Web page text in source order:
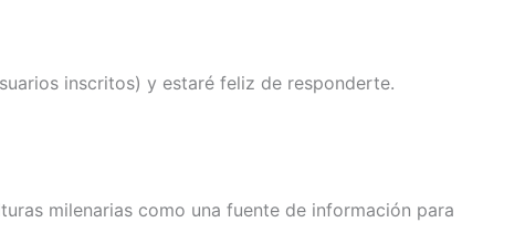
inscritos) y estaré feliz de responderte.
milenarias como una fuente de información para